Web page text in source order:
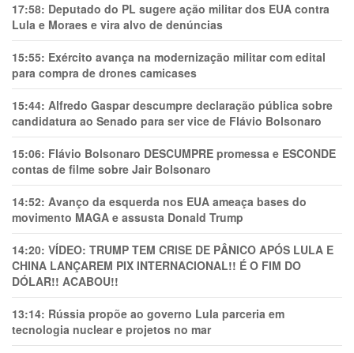
17:58: Deputado do PL sugere ação militar dos EUA contra
Lula e Moraes e vira alvo de denúncias
15:55: Exército avança na modernização militar com edital
para compra de drones camicases
15:44: Alfredo Gaspar descumpre declaração pública sobre
candidatura ao Senado para ser vice de Flávio Bolsonaro
15:06: Flávio Bolsonaro DESCUMPRE promessa e ESCONDE
contas de filme sobre Jair Bolsonaro
14:52: Avanço da esquerda nos EUA ameaça bases do
movimento MAGA e assusta Donald Trump
14:20: VÍDEO: TRUMP TEM CRlSE DE PÂNlCO APÓS LULA E
CHINA LANÇAREM PIX INTERNACIONAL!! É O FIM DO
DÓLAR!! ACABOU!!
13:14: Rússia propõe ao governo Lula parceria em
tecnologia nuclear e projetos no mar